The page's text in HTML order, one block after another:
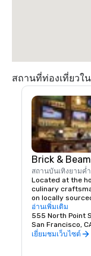
สถานที่ท่องเที่ยวใ
Brick & Beam
สถานบันเทิงยามค่
Located at the
culinary
on locally
Our Seafood
approach to
includes a
sourced and
อ่านเพิ่มเติม
555 North Point
San Francisco,
เยี่ยมชมเว็บไซต์